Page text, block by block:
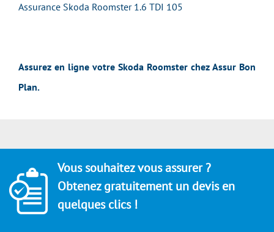
Assurance Skoda Roomster 1.6 TDI 105
Assurez en ligne votre Skoda Roomster chez Assur Bon
Plan.
Vous souhaitez vous assurer ?
Obtenez gratuitement un devis en
quelques clics !